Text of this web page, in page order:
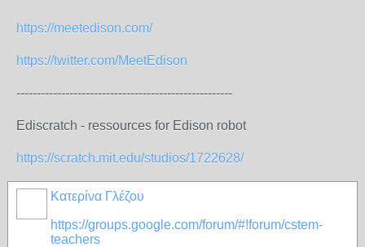
https://meetedison.com/
https://twitter.com/MeetEdison
-----------------------------------------------------
Ediscratch - ressources for Edison robot
https://scratch.mit.edu/studios/1722628/
Κατερίνα Γλέζου
https://groups.google.com/forum/#!forum/cstem-
teachers